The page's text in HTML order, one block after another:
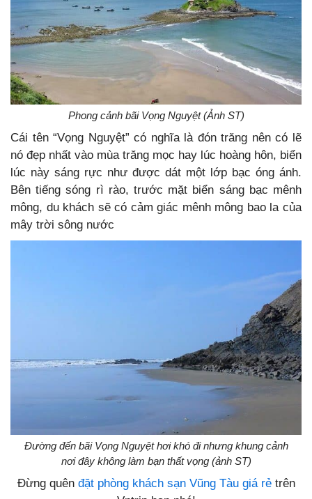
Phong cảnh bãi Vọng Nguyệt (Ảnh ST)
Cái tên “Vọng Nguyệt” có nghĩa là đón trăng nên có lẽ
nó đẹp nhất vào mùa trăng mọc hay lúc hoàng hôn, biển
lúc này sáng rực như được dát một lớp bạc óng ánh.
Bên tiếng sóng rì rào, trước mặt biển sáng bạc mênh
mông, du khách sẽ có cảm giác mênh mông bao la của
mây trời sông nước
Đường đến bãi Vọng Nguyệt hơi khó đi nhưng khung cảnh
nơi đây không làm bạn thất vọng (ảnh ST)
Đừng quên đặt phòng khách sạn Vũng Tàu giá rẻtrên